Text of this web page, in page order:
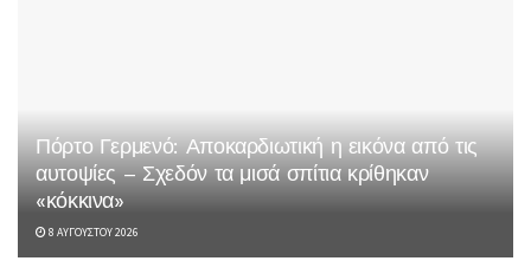
Πόρτο Γερμενό: Αποκαρδιωτική η εικόνα από τις
αυτοψίες – Σχεδόν τα μισά σπίτια κρίθηκαν
«κόκκινα»
8 ΑΥΓΟΎΣΤΟΥ 2026